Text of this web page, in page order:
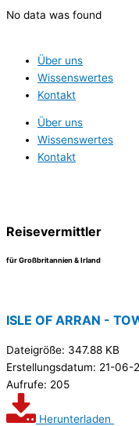
No data was found
Über uns
Wissenswertes
Kontakt
Über uns
Wissenswertes
Kontakt
Reisevermittler
für Großbritannien & Irland
ISLE OF ARRAN -
Dateigröße: 347.88 KB
Erstellungsdatum: 21-06-
Aufrufe: 205
Herunterladen